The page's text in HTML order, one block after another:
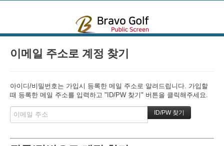
이메일 주소로 계정 찾기
아이디/비밀번호는 가입시 등록한 메일 주소로 알려드립니다. 가입할
때 등록한 메일 주소를 입력하고 "ID/PW 찾기" 버튼을 클릭해주세요.